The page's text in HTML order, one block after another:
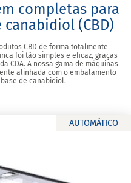
completas para
(CBD)
CBD de forma totalmente
foi tão simples e eficaz, graças
CDA. A nossa gama de máquinas
alinhada com o embalamento
de canabidiol.
AUTOMÁTICO